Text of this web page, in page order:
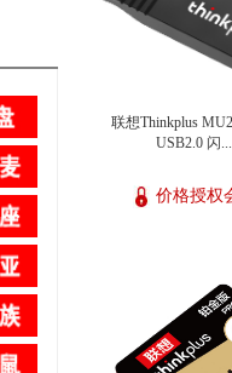
联想Thinkplus
USB2.0 闪...
价格授权